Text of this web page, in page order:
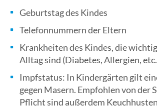
Geburtstag des Kindes
Telefonnummern der Eltern
Krankheiten des Kindes, die
Alltag sind (Diabetes, Allergien,
Impfstatus: In Kindergärten gilt
gegen Masern. Empfohlen von der
Pflicht sind außerdem